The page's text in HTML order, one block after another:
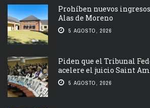
Prohíben nuevos
Alas de Moreno
5 AGOSTO, 2026
Piden que el Tribunal
acelere el juicio Saint
5 AGOSTO, 2026